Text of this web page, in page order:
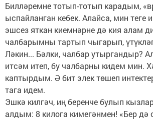
Билләремне тотып-тотып карадым,
ыспайланган кебек. Алайса, мин теге
эшсез яткан киемнәрне дә кия алам
чалбарымны тартып чыгарып,
Ләкин... Бәлки, чалбар утыргандыр?
итсәм итеп, бу чалбарны кидем мин.
каптырдым. Ә бит элек төшеп
тага идем.
Эшкә килгәч, иң беренче булып
алдым: 8 килога кимегәнмен! «Бер дә